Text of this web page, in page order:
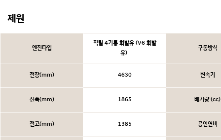
제원
엔진타입
직렬 4기통 휘발유 (V6 휘발
유)
구동방식
전장(mm) 4630 변속기
전폭(mm) 1865 배기량 (cc)
전고(mm) 1385 공인연비